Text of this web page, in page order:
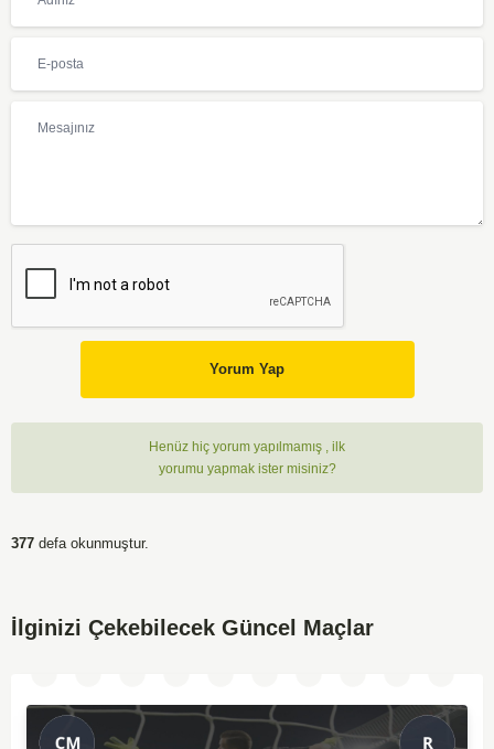
Yorum Yap
Henüz hiç yorum yapılmamış , ilk
yorumu yapmak ister misiniz?
377 defa okunmuştur.
İlginizi Çekebilecek Güncel Maçlar